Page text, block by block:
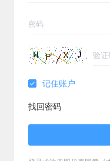
记住账户
找回密码